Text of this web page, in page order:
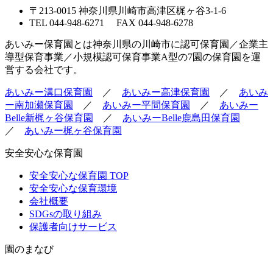
〒213-0015 神奈川県川崎市高津区梶ヶ谷3-1-6
TEL 044-948-6271 FAX 044-948-6278
あいみー保育園とは神奈川県の川崎市に認可保育園／企業主
導型保育事業／小規模認可保育事業A型の7園の保育園を運
営する会社です。
あいみー溝口保育園 ／ あいみー高津保育園 ／ あいみ
ー南加瀬保育園
／ あいみー平間保育園 ／ あいみー
Belle新梶ヶ谷保育園
／ あいみーBelle鹿島田保育園
／ あいみー梶ヶ谷保育園
安全安心な保育園
安全安心な保育園 TOP
安全安心な保育環境
会社概要
SDGsの取り組み
保護者向けサービス
園のまなび